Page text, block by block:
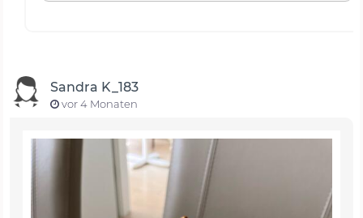
Sandra K_183
vor 4 Monaten